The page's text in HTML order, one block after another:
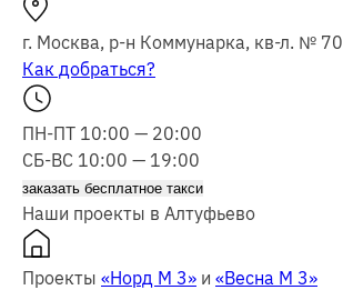
г. Москва, р-н Коммунарка, кв-л. № 70
Как добраться?
ПН-ПТ 10:00 — 20:00
СБ-ВС 10:00 — 19:00
заказать бесплатное такси
Наши проекты в Алтуфьево
Проекты «Норд М 3» и «Весна М 3»